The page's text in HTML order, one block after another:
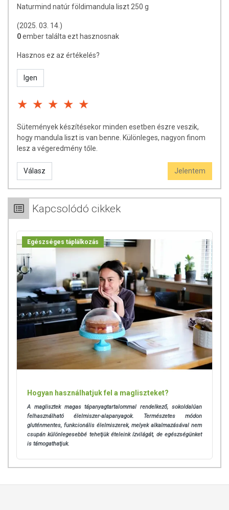
Az oldalunkon lévő adatokat folyamatosan frissítjük, törekszünk arra,
hogy ennek ellenére a webshopon szereplő adatok (beleértve a
tájékoztató jellegűek, a tényleges értékek eltérhetnek az élelmiszerek
csomagolásán találják meg.
Naturmind natúr földimandula liszt 250 g
(2025. 03. 14.)
0ember találta ezt hasznosnak
Hasznos ez az értékelés?
Igen
Sütemények készítésekor minden esetben észre veszik,
hogy mandula liszt is van benne. Különleges, nagyon finom
lesz a végeredmény tőle.
Válasz Jelentem
Kapcsolódó cikkek
Egészséges táplálkozás
Hogyan használhatjuk fel a magliszteket?
A maglisztek magas tápanyagtartalommal rendelkező, sokoldalúan
felhasználható élelmiszer-alapanyagok. Természetes módon
gluténmentes, funkcionális élelmiszerek, melyek alkalmazásával nem
csupán különlegesebbé tehetjük ételeink ízvilágát, de egészségünket
is támogathatjuk.